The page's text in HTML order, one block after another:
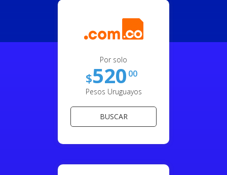
Por solo
$520 00
Pesos Uruguayos
BUSCAR